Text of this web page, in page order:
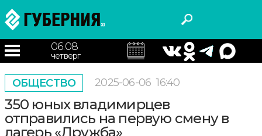
06.08
четверг
ОБЩЕСТВО 2025-06-06 16:40
350 юных владимирцев
отправились на первую смену в
лагерь «Дружба»